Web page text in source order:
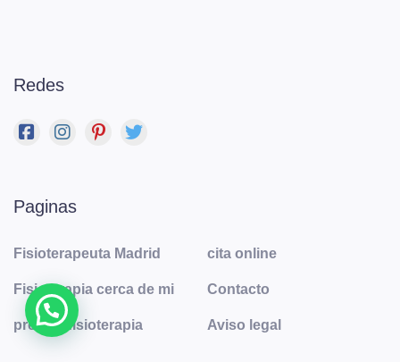
Redes
Paginas
Fisioterapeuta Madrid
Fisioterapia cerca de mi
precios fisioterapia
cita online
Contacto
Aviso legal